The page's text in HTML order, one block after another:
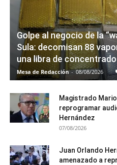
Golpe al negocio de la
Sula: decomisan 88
una libra de
Mesa de Redacción - 08/08/2026
Magistrado
reprogramar
Hernández
07/08/2026
Juan Orlando
amenazado a